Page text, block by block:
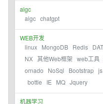
aigc
aigc chatgpt
WEB开发
linux MongoDB Redis
NX 其他Web框架 web工具
ornado
NoSql Bootstrap js
bottle
IE MQ Jquery
机器学习